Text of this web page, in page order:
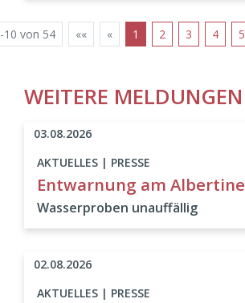
10 von 54 «« « 1 2 3 4 5
WEITERE MELDUNGEN
AKTUELLES | PRESSE
Entwarnung am
Wasserproben unauffällig
03.08.2026
AKTUELLES | PRESSE
02.08.2026